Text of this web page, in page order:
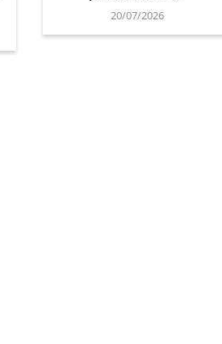
20/07/2026